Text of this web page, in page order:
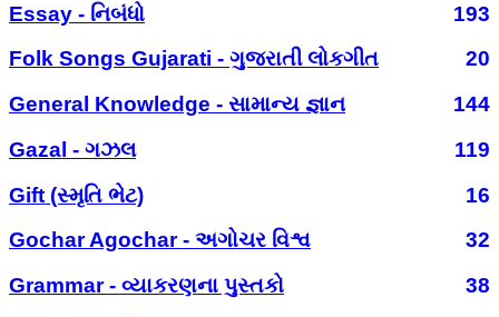
Essay - નિબંધો
193
Folk Songs Gujarati - ગુજરાતી લોકગીત
20
General Knowledge - સામાન્ય જ્ઞાન
144
Gazal - ગઝલ
119
Gift (સ્મૃતિ ભેટ)
16
Gochar Agochar - અગોચર વિશ્વ
32
Grammar - વ્યાકરણના પુસ્તકો
38